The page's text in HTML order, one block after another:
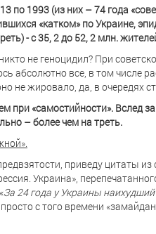
по 1993 (из них – 74 года
«катком» по Украине,
- с 35, 2 до 52, 2 млн.
не геноцидил? При
абсолютно все, в том числе
не жировало, да, в очередях
при «самостийности». Вслед
– более чем на треть.
приведу цитаты из
Украина»,
За 24 года у Украины
с того времени